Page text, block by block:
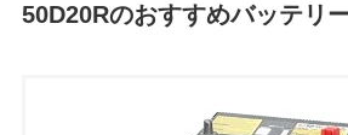
50D20Rのおすすめバッテリ